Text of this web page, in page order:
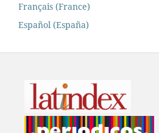
Français (France)
Español (España)